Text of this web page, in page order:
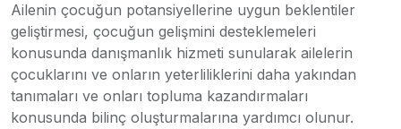
Ailenin çocuğun potansiyellerine uygun beklentiler
geliştirmesi, çocuğun gelişmini desteklemeleri
konusunda danışmanlık hizmeti sunularak ailelerin
çocuklarını ve onların yeterliliklerini daha yakından
tanımaları ve onları topluma kazandırmaları
konusunda bilinç oluşturmalarına yardımcı olunur.